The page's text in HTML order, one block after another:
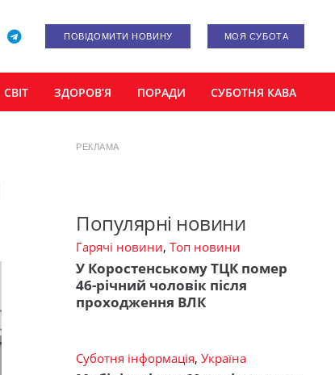
ПОВІДОМИТИ НОВИНУ МОЯ СУБОТА
СВІТ ЗДОРОВ’Я ПОРАДИ СУБОТНЯ КАВА
РЕКЛАМА
Популярні новини
Гарячі новини, Топ новини
У Коростенському ТЦК помер
46-річний чоловік після
проходження ВЛК
Суботня інформація, Україна